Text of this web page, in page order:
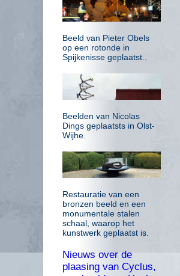
Beeld van Pieter Obels
op een rotonde in
Spijkenisse geplaatst..
Beelden van Nicolas
Dings geplaatsts in Olst-
Wijhe.
Restauratie van een
bronzen beeld en een
monumentale stalen
schaal, waarop het
kunstwerk geplaatst is.
Nieuws over de
plaasing van Cyclus,